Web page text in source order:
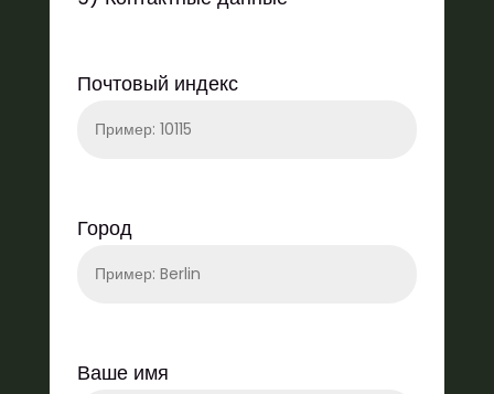
Почтовый индекс
Город
Ваше имя